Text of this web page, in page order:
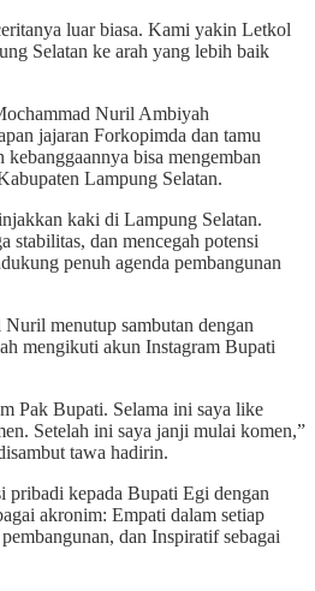
luar biasa. Kami yakin Letkol
Selatan ke arah yang lebih baik
Nuril Ambiyah
jajaran Forkopimda dan tamu
bisa mengemban
Lampung Selatan.
kaki di Lampung Selatan.
stabilitas, dan mencegah potensi
penuh agenda pembangunan
menutup sambutan dengan
mengikuti akun Instagram Bupati
Pak Bupati. Selama ini saya like
Setelah ini saya janji mulai komen,”
tawa hadirin.
pribadi kepada Bupati Egi dengan
akronim: Empati dalam setiap
dan Inspiratif sebagai